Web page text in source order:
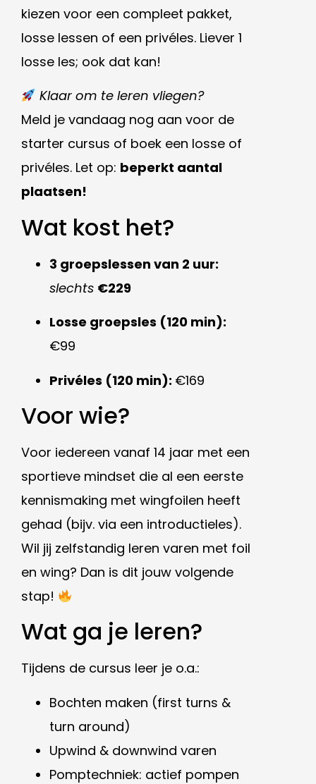
kiezen voor een compleet pakket,
losse lessen of een privéles. Liever 1
losse les; ook dat kan!
Klaar om te leren vliegen?
Meld je vandaag nog aan voor de
starter cursus of boek een losse of
privéles. Let op: beperkt aantal
plaatsen!
Wat kost het?
3 groepslessen van 2 uur:
slechts €229
Losse groepsles (120 min):
€99
Privéles (120 min): €169
Voor wie?
Voor iedereen vanaf 14 jaar met een
sportieve mindset die al een eerste
kennismaking met wingfoilen heeft
gehad (bijv. via een introductieles).
Wil jij zelfstandig leren varen met foil
en wing? Dan is dit jouw volgende
stap!
Wat ga je leren?
Tijdens de cursus leer je o.a.:
Bochten maken (first turns &
turn around)
Upwind & downwind varen
Pomptechniek: actief pompen